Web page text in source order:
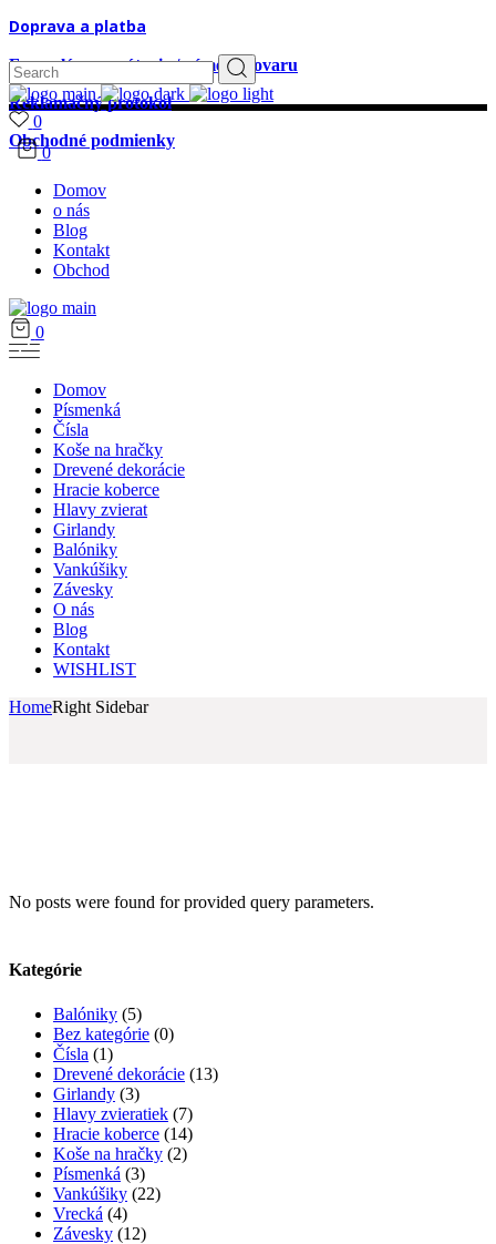
Doprava a platba
Formulár na vrátenie / výmenu tovaru
Reklamačný protokol
Obchodné podmienky
Search
for:
0
0
Domov
o nás
Blog
Kontakt
Obchod
0
Domov
Písmenká
Čísla
Koše na hračky
Drevené dekorácie
Hracie koberce
Hlavy zvierat
Girlandy
Balóniky
Vankúšiky
Závesky
O nás
Blog
Kontakt
WISHLIST
HomeRight Sidebar
No posts were found for provided query parameters.
Kategórie
Balóniky (5)
Bez kategórie (0)
Čísla (1)
Drevené dekorácie (13)
Girlandy (3)
Hlavy zvieratiek (7)
Hracie koberce (14)
Koše na hračky (2)
Písmenká (3)
Vankúšiky (22)
Vrecká (4)
Závesky (12)